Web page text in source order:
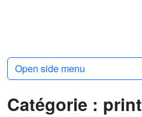
Catégorie : print
Open side menu